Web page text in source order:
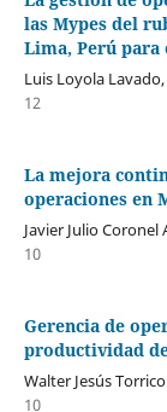
las Mypes del
Lima, Perú para
Luis Loyola
12
La mejora
operaciones en
Javier Julio Coronel
10
Gerencia de
productividad
Walter Jesús
10